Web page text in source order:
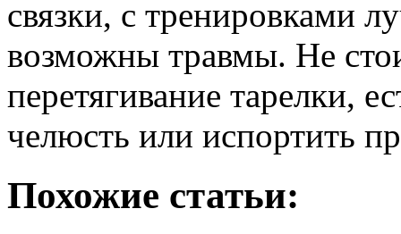
связки, с тренировками
возможны травмы. Не
перетягивание тарелки,
челюсть или испортить
Похожие статьи: